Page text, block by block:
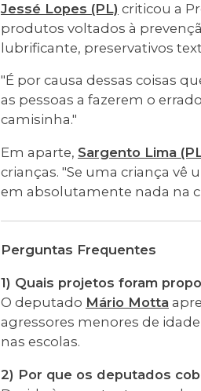
Jessé Lopes (PL) criticou a
produtos voltados à
lubrificante, preservativos
"É por causa dessas coisas
as pessoas a fazerem o
camisinha."
Em aparte, Sargento Lima
crianças. "Se uma criança vê
em absolutamente nada na
Perguntas Frequentes
1) Quais projetos foram
O deputado Mário Motta
agressores menores de
nas escolas.
2) Por que os deputados